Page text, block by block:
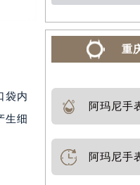
袋内
生细
重
阿玛尼手
阿玛尼手